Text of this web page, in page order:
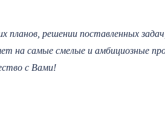
планов, решении поставленных
на самые смелые и амбициозные
с Вами!